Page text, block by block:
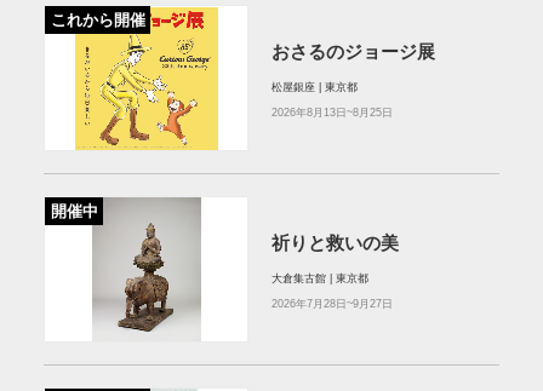
これから開催
おさるのジョージ展
松屋銀座 | 東京都
2026年8月13日~8月25日
開催中
祈りと救いの美
大倉集古館 | 東京都
2026年7月28日~9月27日